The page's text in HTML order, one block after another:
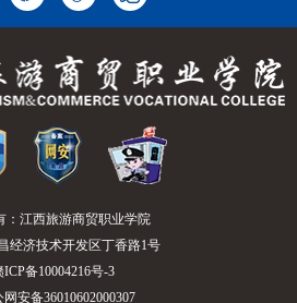
：江西旅游商贸职业学院
经济技术开发区丁香路1号
ICP备10004216号-3
网安备36010602000307